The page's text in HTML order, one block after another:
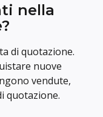
nella
di quotazione.
nuove
vendute,
quotazione.